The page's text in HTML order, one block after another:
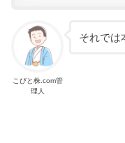
こびと株.com管
理人
それでは